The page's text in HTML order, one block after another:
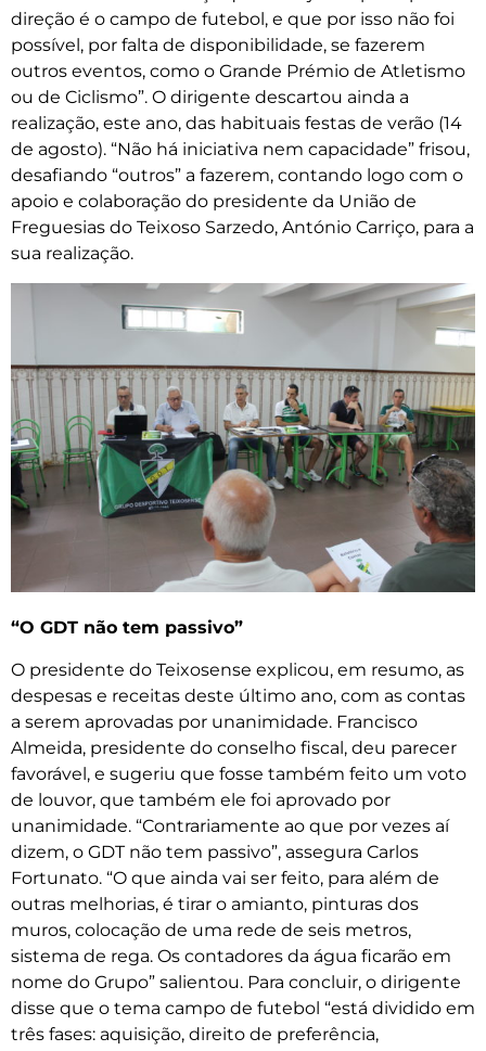
direção é o campo de futebol, e que por isso não foi
possível, por falta de disponibilidade, se fazerem
outros eventos, como o Grande Prémio de Atletismo
ou de Ciclismo”. O dirigente descartou ainda a
realização, este ano, das habituais festas de verão (14
de agosto). “Não há iniciativa nem capacidade” frisou,
desafiando “outros” a fazerem, contando logo com o
apoio e colaboração do presidente da União de
Freguesias do Teixoso Sarzedo, António Carriço, para a
sua realização.
“O GDT não tem passivo”
O presidente do Teixosense explicou, em resumo, as
despesas e receitas deste último ano, com as contas
a serem aprovadas por unanimidade. Francisco
Almeida, presidente do conselho fiscal, deu parecer
favorável, e sugeriu que fosse também feito um voto
de louvor, que também ele foi aprovado por
unanimidade. “Contrariamente ao que por vezes aí
dizem, o GDT não tem passivo”, assegura Carlos
Fortunato. “O que ainda vai ser feito, para além de
outras melhorias, é tirar o amianto, pinturas dos
muros, colocação de uma rede de seis metros,
sistema de rega. Os contadores da água ficarão em
nome do Grupo” salientou. Para concluir, o dirigente
disse que o tema campo de futebol “está dividido em
três fases: aquisição, direito de preferência,